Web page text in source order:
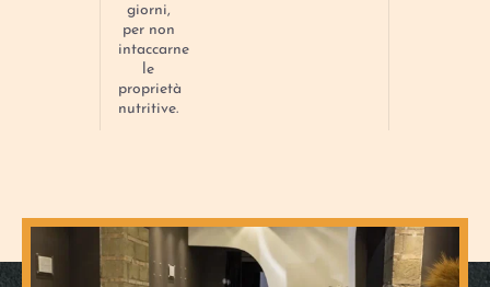
giorni,
per non
intaccarne
le
proprietà
nutritive.